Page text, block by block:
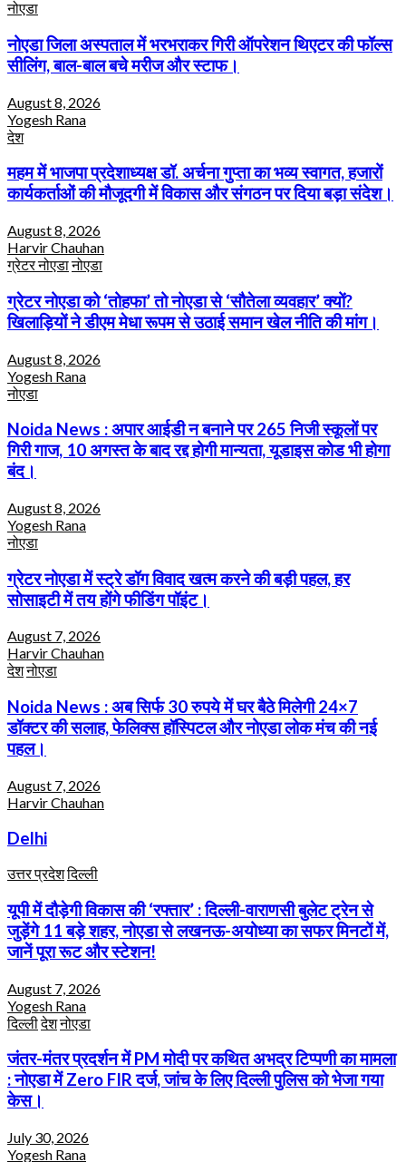
नोएडा
नोएडा जिला अस्पताल में भरभराकर गिरी ऑपरेशन थिएटर की फॉल्स
सीलिंग, बाल-बाल बचे मरीज और स्टाफ।
August 8, 2026
Yogesh Rana
देश
महम में भाजपा प्रदेशाध्यक्ष डॉ. अर्चना गुप्ता का भव्य स्वागत, हजारों
कार्यकर्ताओं की मौजूदगी में विकास और संगठन पर दिया बड़ा संदेश।
August 8, 2026
Harvir Chauhan
ग्रेटर नोएडानोएडा
ग्रेटर नोएडा को ‘तोहफा’ तो नोएडा से ‘सौतेला व्यवहार’ क्यों?
खिलाड़ियों ने डीएम मेधा रूपम से उठाई समान खेल नीति की मांग।
August 8, 2026
Yogesh Rana
नोएडा
Noida News : अपार आईडी न बनाने पर 265 निजी स्कूलों पर
गिरी गाज, 10 अगस्त के बाद रद्द होगी मान्यता, यूडाइस कोड भी होगा
बंद।
August 8, 2026
Yogesh Rana
नोएडा
ग्रेटर नोएडा में स्ट्रे डॉग विवाद खत्म करने की बड़ी पहल, हर
सोसाइटी में तय होंगे फीडिंग पॉइंट।
August 7, 2026
Harvir Chauhan
देशनोएडा
Noida News : अब सिर्फ 30 रुपये में घर बैठे मिलेगी 24×7
डॉक्टर की सलाह, फेलिक्स हॉस्पिटल और नोएडा लोक मंच की नई
पहल।
August 7, 2026
Harvir Chauhan
Delhi
उत्तर प्रदेशदिल्ली
यूपी में दौड़ेगी विकास की ‘रफ्तार’ : दिल्ली-वाराणसी बुलेट ट्रेन से
जुड़ेंगे 11 बड़े शहर, नोएडा से लखनऊ-अयोध्या का सफर मिनटों में,
जानें पूरा रूट और स्टेशन!
August 7, 2026
Yogesh Rana
दिल्लीदेशनोएडा
जंतर-मंतर प्रदर्शन में PM मोदी पर कथित अभद्र टिप्पणी का मामला
: नोएडा में Zero FIR दर्ज, जांच के लिए दिल्ली पुलिस को भेजा गया
केस।
July 30, 2026
Yogesh Rana